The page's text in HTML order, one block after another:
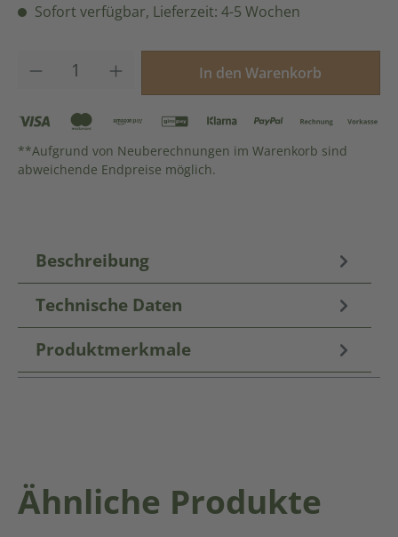
Sofort verfügbar, Lieferzeit: 4-5 Wochen
Produkt Anzahl: Gib den gewünschten
In den Warenkorb
**Aufgrund von Neuberechnungen im Warenkorb sind
abweichende Endpreise möglich.
Beschreibung
Technische Daten
Produktmerkmale
Produktgalerie überspringen
Ähnliche Produkte